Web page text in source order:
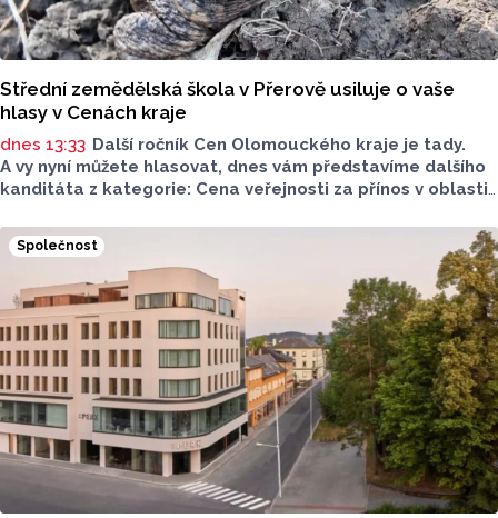
Střední zemědělská škola v Přerově usiluje o vaše
hlasy v Cenách kraje
dnes 13:33 Další ročník Cen Olomouckého kraje je tady.
A vy nyní můžete hlasovat, dnes vám představíme dalšího
kanditáta z kategorie: Cena veřejnosti za přínos v oblasti
v Přerově, která má nominaci v kategorii: Významný počin
v ochraně životního prostředí - právnická osoba.
Společnost